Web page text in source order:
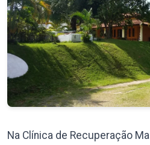
Na Clínica de Recuperação